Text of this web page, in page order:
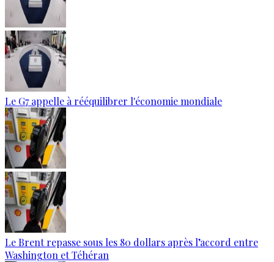
Le G7 appelle à rééquilibrer l'économie mondiale
Le Brent repasse sous les 80 dollars après l’accord entre
Washington et Téhéran